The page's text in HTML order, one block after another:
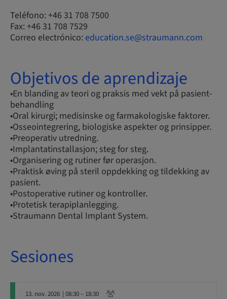
Teléfono: +46 31 708 7500
Fax: +46 31 708 7529
Correo electrónico: education.se@straumann.com
Objetivos de aprendizaje
•En blanding av teori og praksis med vekt på pasient-
behandling
•Oral kirurgi; medisinske og farmakologiske faktorer.
•Osseointegrering, biologiske aspekter og prinsipper.
•Preoperativ utredning.
•Implantatinstallasjon; steg for steg.
•Organisering og rutiner før operasjon.
•Praktisk øving på steril oppdekking og tildekking av
pasient.
•Postoperative rutiner og kontroller.
•Protetisk terapiplanlegging.
•Straumann Dental Implant System.
Sesiones
13. nov. 2026 | 08:30 – 18:30